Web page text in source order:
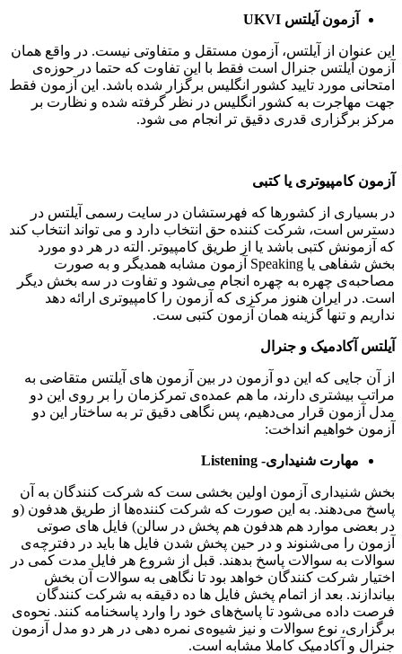
آزمون آیلتس UKVI
این عنوان از آیلتس، آزمون مستقل و متفاوتی نیست. در واقع همان
آزمون آیلتس جنرال است فقط با این تفاوت که حتما در حوزه‌ی
امتحانی مورد تایید کشور انگلیس برگزار شده باشد. این آزمون فقط
جهت مهاجرت به کشور انگلیس در نظر گرفته شده و نظارت بر
مرکز برگزاری قدری دقیق تر انجام می شود.
آزمون کامپیوتری یا کتبی
در بسیاری از کشورها که فهرستشان در سایت رسمی آیلتس در
دسترس است، شرکت کننده حق انتخاب دارد و می تواند انتخاب کند
که آزمونش کتبی باشد یا از طریق کامپیوتر. الته در هر دو مورد
بخش شفاهی یا Speaking آزمون مشابه همدیگر و به صورت
مصاحبه‌ی چهره به چهره انجام می‌شود و تفاوت در سه بخش دیگر
است. در ایران هنوز مرکزی که آزمون را کامپیوتری ارائه دهد
نداریم و تنها گزینه همان آزمون کتبی ست.
آیلتس آکادمیک و جنرال
از آن جایی که این دو آزمون در بین آزمون های آیلتس متقاضی به
مراتب بیشتری دارند، ما هم عمده‌ی تمرکزمان را بر روی این دو
مدل آزمون قرار می‌دهیم، پس نگاهی دقیق تر به ساختار این دو
آزمون خواهیم انداخت:
مهارت شنیداری- Listening
بخش شنیداری آزمون اولین بخشی ست که شرکت کنندگان به آن
پاسخ می‌دهند. به این صورت که شرکت کننده‌ها از طریق هدفون (و
در بعضی موارد هم هدفون هم پخش در سالن) فایل های صوتی
آزمون را می‌شنوند و در حین پخش شدن فایل ها باید در دفترچه‌ی
سوالات به سوالات پاسخ بدهند. قبل از شروع هر فایل مدت کمی در
اختیار شرکت کنندگان خواهد بود تا نگاهی به سوالات آن بخش
بیاندازند. بعد از اتمام پخش فایل ها ده دقیقه به شرکت کنندگان
فرصت داده می‌شود تا پاسخ‌های خود را وارد پاسخنامه کنند. نحوه‌ی
برگزاری، نوع سوالات و نیز شیوه‌ی نمره دهی در هر دو مدل آزمون
جنرال و آکادمیک کاملا مشابه است.